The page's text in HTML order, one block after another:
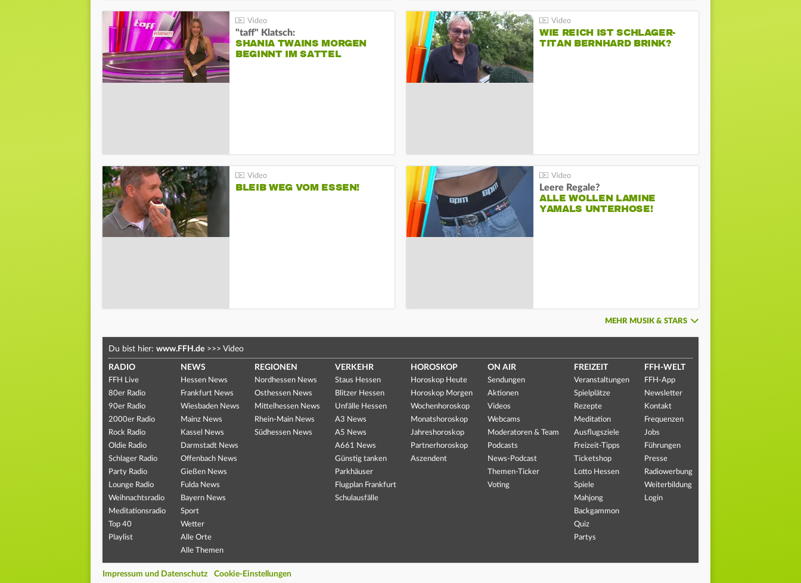
"taff" Klatsch:
SHANIA TWAINS MORGEN
BEGINNT IM SATTEL
WIE REICH IST SCHLAGER-
TITAN BERNHARD BRINK?
BLEIB WEG VOM ESSEN! Leere Regale?
ALLE WOLLEN LAMINE
YAMALS UNTERHOSE!
MEHR MUSIK & STARS
Du bist hier: www.FFH.de >>> Video
RADIO
FFH Live
80er Radio
90er Radio
2000er Radio
Rock Radio
Oldie Radio
Schlager Radio
Party Radio
Lounge Radio
Weihnachtsradio
Meditationsradio
Top 40
Playlist
NEWS
Hessen News
Frankfurt News
Wiesbaden News
Mainz News
Kassel News
Darmstadt News
Offenbach News
Gießen News
Fulda News
Bayern News
Sport
Wetter
Alle Orte
Alle Themen
REGIONEN
Nordhessen News
Osthessen News
Mittelhessen News
Rhein-Main News
Südhessen News
VERKEHR
Staus Hessen
Blitzer Hessen
Unfälle Hessen
A3 News
A5 News
A661 News
Günstig tanken
Parkhäuser
Flugplan Frankfurt
Schulausfälle
HOROSKOP
Horoskop Heute
Horoskop Morgen
Wochenhoroskop
Monatshoroskop
Jahreshoroskop
Partnerhoroskop
Aszendent
ON AIR
Sendungen
Aktionen
Videos
Webcams
Moderatoren & Team
Podcasts
News-Podcast
Themen-Ticker
Voting
FREIZEIT
Veranstaltungen
Spielplätze
Rezepte
Meditation
Ausflugsziele
Freizeit-Tipps
Ticketshop
Lotto Hessen
Spiele
Mahjong
Backgammon
Quiz
Partys
FFH-WELT
FFH-App
Newsletter
Kontakt
Frequenzen
Jobs
Führungen
Presse
Radiowerbung
Weiterbildung
Login
Impressum und Datenschutz Cookie-Einstellungen